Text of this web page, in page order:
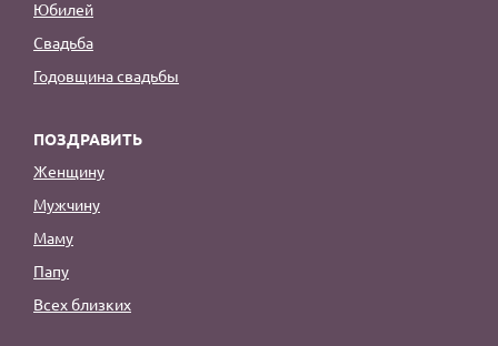
Юбилей
Свадьба
Годовщина свадьбы
ПОЗДРАВИТЬ
Женщину
Мужчину
Маму
Папу
Всех близких